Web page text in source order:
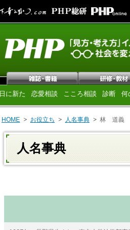
日に新た 恋愛相談 こころ相談 診断 何
HOME お役立ち 人名事典 林 道義
人名事典